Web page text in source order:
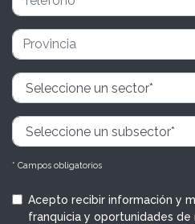
* Campos obligatorios
Acepto recibir información y
franquicia y oportunidades de